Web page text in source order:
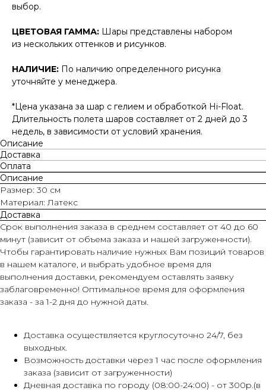
выбор.
ЦВЕТОВАЯ ГАММА: Шары представлены набором
из нескольких оттенков и рисунков.
НАЛИЧИЕ: По наличию определенного рисунка
уточняйте у менеджера.
*Цена указана за шар с гелием и обработкой Hi-Float.
Длительность полета шаров составляет от 2 дней до 3
недель, в зависимости от условий хранения.
Описание
Доставка
Оплата
Описание
Размер: 30 см
Материал: Латекс
Доставка
Срок выполнения заказа в среднем составляет от 40 до 60
минут (зависит от объема заказа и нашей загруженности).
Чтобы гарантировать наличие нужных Вам позиций товаров
в нашем каталоге, и выбрать удобное время для
выполнения доставки, рекомендуем оставлять заявку
заблаговременно! Оптимальное время для оформления
заказа - за 1-2 дня до нужной даты.
Доставка осуществляется круглосуточно 24/7, без
выходных.
Возможность доставки через 1 час после оформления
заказа (зависит от загруженности)
Дневная доставка по городу (08:00-24:00) - от 300р.(в